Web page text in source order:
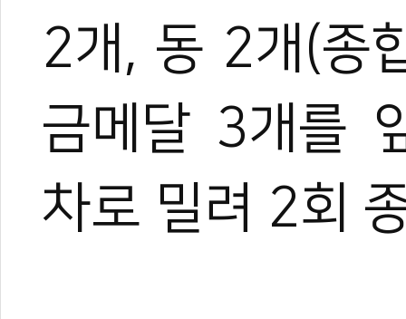
2개, 동 2개(종
금메달 3개를
차로 밀려 2회